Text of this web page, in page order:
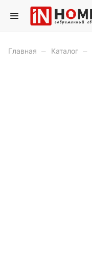
Главная – Каталог –